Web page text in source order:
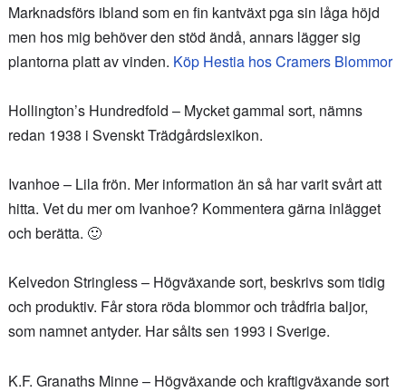
Marknadsförs ibland som en fin kantväxt pga sin låga höjd
men hos mig behöver den stöd ändå, annars lägger sig
plantorna platt av vinden. Köp Hestia hos Cramers Blommor
Hollington’s Hundredfold – Mycket gammal sort, nämns
redan 1938 i Svenskt Trädgårdslexikon.
Ivanhoe – Lila frön. Mer information än så har varit svårt att
hitta. Vet du mer om Ivanhoe? Kommentera gärna inlägget
och berätta. 🙂
Kelvedon Stringless – Högväxande sort, beskrivs som tidig
och produktiv. Får stora röda blommor och trådfria baljor,
som namnet antyder. Har sålts sen 1993 i Sverige.
K.F. Granaths Minne – Högväxande och kraftigväxande sort